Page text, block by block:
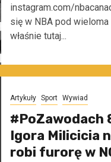
instagram.com/
się w NBA pod
właśnie tutaj...
Artykuły Sport Wywiad
#PoZawodach
Igora Milicicia
robi furorę w